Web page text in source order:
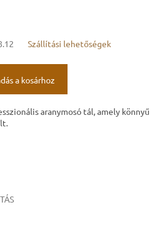
Szállítási lehetőségek
a kosárhoz
aranymosó tál, amely könnyű